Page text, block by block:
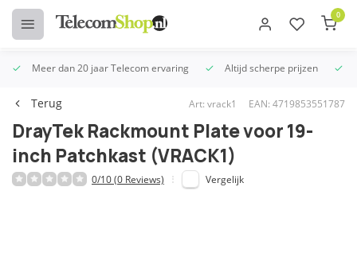
0
Meer dan 20 jaar Telecom ervaring Altijd scherpe prijzen
Terug Art: vrack1 EAN: 4719853551787
DrayTek Rackmount Plate voor 19-
inch Patchkast (VRACK1)
0/10 (0 Reviews) Vergelijk